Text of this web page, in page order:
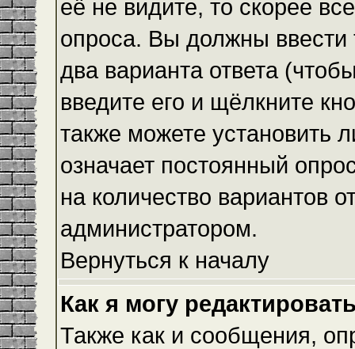
её не видите, то скорее
опроса. Вы должны
два варианта ответа
введите его и щёлкните
также можете установить
означает постоянный
на количество вариантов
администратором.
Вернуться к началу
Как я могу
Также как и сообщения,